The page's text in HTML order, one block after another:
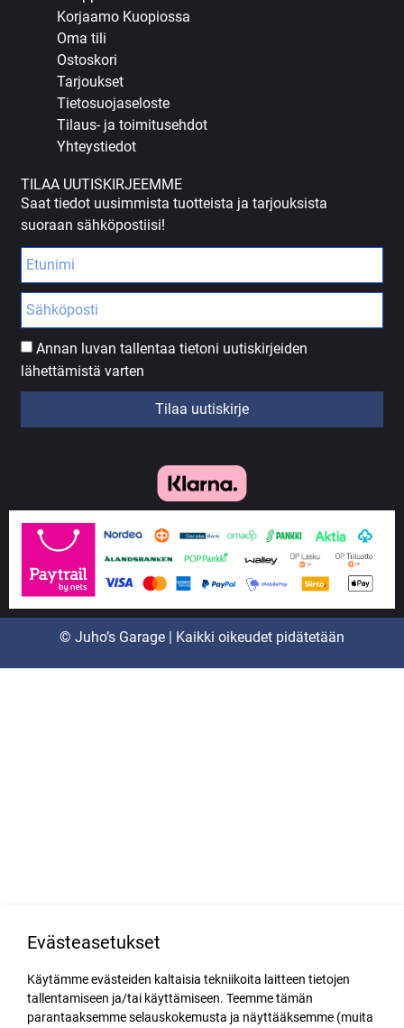
Korjaamo Kuopiossa
Oma tili
Ostoskori
Tarjoukset
Tietosuojaseloste
Tilaus- ja toimitusehdot
Yhteystiedot
TILAA UUTISKIRJEEMME
Saat tiedot uusimmista tuotteista ja tarjouksista
suoraan sähköpostiisi!
Annan luvan tallentaa tietoni uutiskirjeiden
lähettämistä varten
Tilaa uutiskirje
© Juho’s Garage | Kaikki oikeudet pidätetään
Evästeasetukset
Käytämme evästeiden kaltaisia tekniikoita laitteen tietojen
tallentamiseen ja/tai käyttämiseen. Teemme tämän
parantaaksemme selauskokemusta ja näyttääksemme (muita